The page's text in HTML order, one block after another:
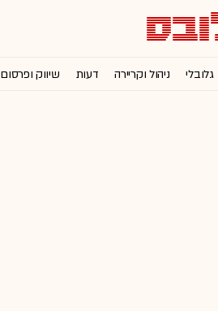
גלובלי ניהול וקריירה דעות שיווק ופרסום